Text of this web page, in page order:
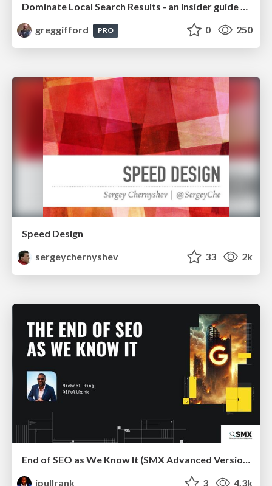
Dominate Local Search Results - an insider guide to GBP, reviews, and Local SEO
greggifford
PRO 0 250
Speed Design
sergeychernyshev
33 2k
End of SEO as We Know It (SMX Advanced Version)
ipullrank
3 4.3k